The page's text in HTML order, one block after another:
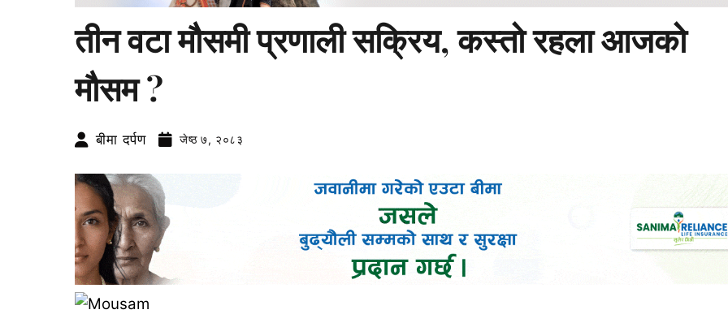
तीन वटा मौसमी प्रणाली सक्रिय, कस्तो रहला आजको
मौसम ?
बीमा दर्पण जेष्ठ ७, २०८३